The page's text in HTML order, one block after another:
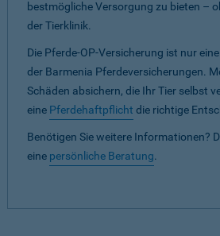
bestmögliche Versorgung zu bieten –
der Tierklinik.
Die Pferde-OP-Versicherung ist nur
der Barmenia Pferdeversicherungen.
Schäden absichern, die Ihr Tier selbst
eine Pferdehaftpflicht die richtige
Benötigen Sie weitere Informationen?
eine persönliche Beratung.